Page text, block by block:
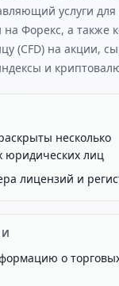
услуги
на Форекс, а также
(CFD) на акции,
и
несколько
юридических лиц
лицензий и
о